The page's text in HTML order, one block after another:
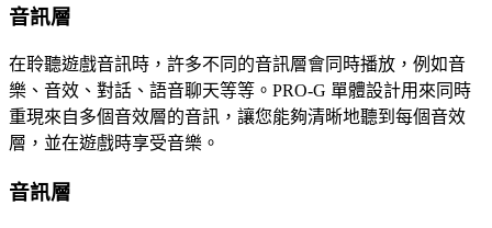
音訊層
在聆聽遊戲音訊時，許多不同的音訊層會同時播放，例如音
樂、音效、對話、語音聊天等等。PRO-G 單體設計用來同時
重現來自多個音效層的音訊，讓您能夠清晰地聽到每個音效
層，並在遊戲時享受音樂。
音訊層